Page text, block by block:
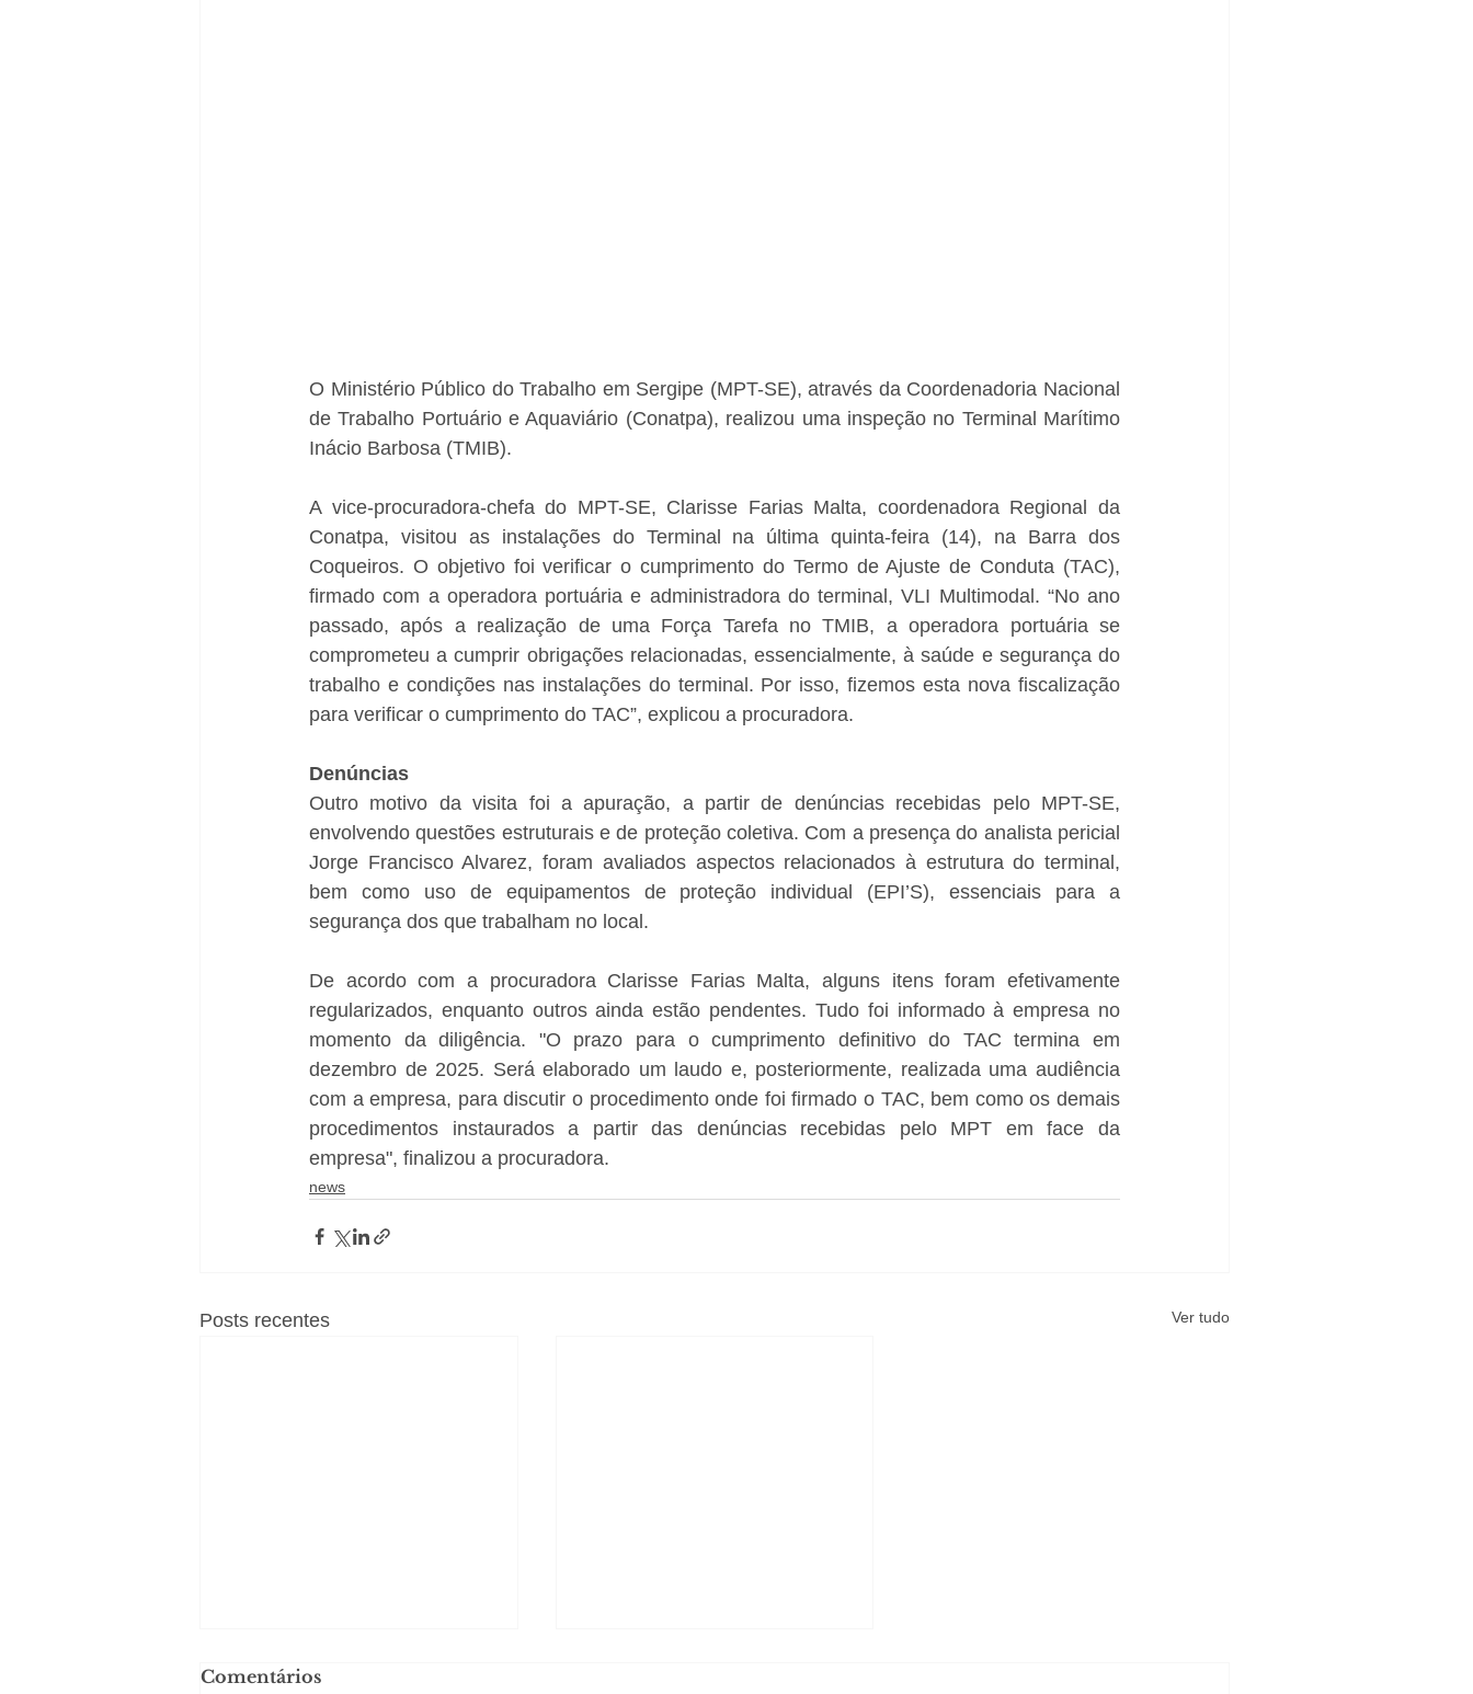
O Ministério Público do Trabalho em Sergipe (MPT-SE), através da Coordenadoria Nacional
de Trabalho Portuário e Aquaviário (Conatpa), realizou uma inspeção no Terminal Marítimo
Inácio Barbosa (TMIB).
A vice-procuradora-chefa do MPT-SE, Clarisse Farias Malta, coordenadora Regional da
Conatpa, visitou as instalações do Terminal na última quinta-feira (14), na Barra dos
Coqueiros. O objetivo foi verificar o cumprimento do Termo de Ajuste de Conduta (TAC),
firmado com a operadora portuária e administradora do terminal, VLI Multimodal. “No ano
passado, após a realização de uma Força Tarefa no TMIB, a operadora portuária se
comprometeu a cumprir obrigações relacionadas, essencialmente, à saúde e segurança do
trabalho e condições nas instalações do terminal. Por isso, fizemos esta nova fiscalização
para verificar o cumprimento do TAC”, explicou a procuradora.
Denúncias
Outro motivo da visita foi a apuração, a partir de denúncias recebidas pelo MPT-SE,
envolvendo questões estruturais e de proteção coletiva. Com a presença do analista pericial
Jorge Francisco Alvarez, foram avaliados aspectos relacionados à estrutura do terminal,
bem como uso de equipamentos de proteção individual (EPI’S), essenciais para a
segurança dos que trabalham no local.
De acordo com a procuradora Clarisse Farias Malta, alguns itens foram efetivamente
regularizados, enquanto outros ainda estão pendentes. Tudo foi informado à empresa no
momento da diligência. "O prazo para o cumprimento definitivo do TAC termina em
dezembro de 2025. Será elaborado um laudo e, posteriormente, realizada uma audiência
com a empresa, para discutir o procedimento onde foi firmado o TAC, bem como os demais
procedimentos instaurados a partir das denúncias recebidas pelo MPT em face da
empresa", finalizou a procuradora.
news
Posts recentes Ver tudo
Comentários